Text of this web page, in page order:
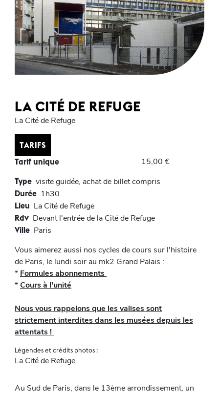
LA CITÉ DE REFUGE
La Cité de Refuge
TARIFS
Tarif unique
15,00 €
Type visite guidée, achat de billet compris
Durée 1h30
Lieu La Cité de Refuge
Rdv Devant l'entrée de la Cité de Refuge
Ville Paris
Vous aimerez aussi nos cycles de cours sur l'histoire
de Paris, le lundi soir au mk2 Grand Palais :
* Formules abonnements
*Cours à l'unité
Nous vous rappelons que les valises sont
strictement interdites dans les musées depuis les
attentats !
Légendes et crédits photos :
La Cité de Refuge
Au Sud de Paris, dans le 13ème arrondissement, un